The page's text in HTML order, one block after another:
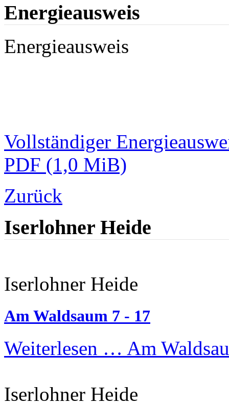
Energieausweis
Energieausweis
Vollständiger
PDF (1,0 MiB)
Zurück
Iserlohner Heide
Iserlohner Heide
Am Waldsaum 7 - 17
Weiterlesen … Am
Iserlohner Heide